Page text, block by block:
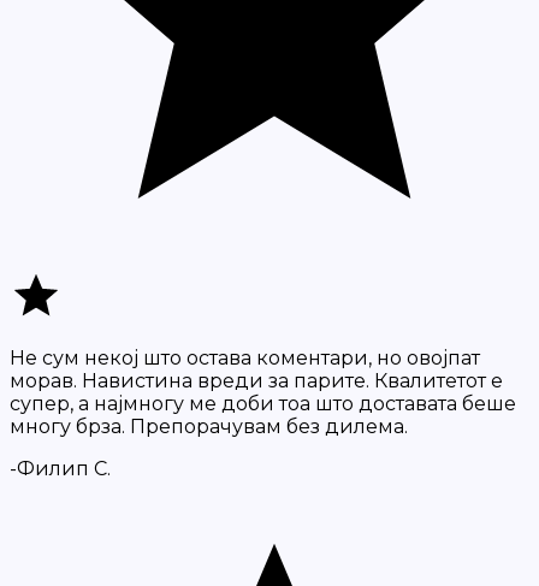
Не сум некој што остава коментари, но овојпат
морав. Навистина вреди за парите. Квалитетот е
супер, а најмногу ме доби тоа што доставата беше
многу брза. Препорачувам без дилема.
-Филип С.